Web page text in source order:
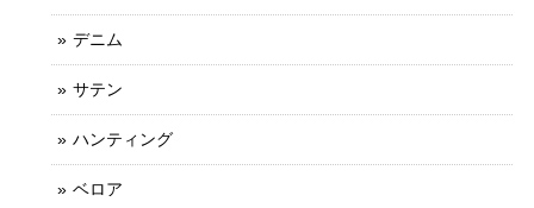
デニム
サテン
ハンティング
ベロア